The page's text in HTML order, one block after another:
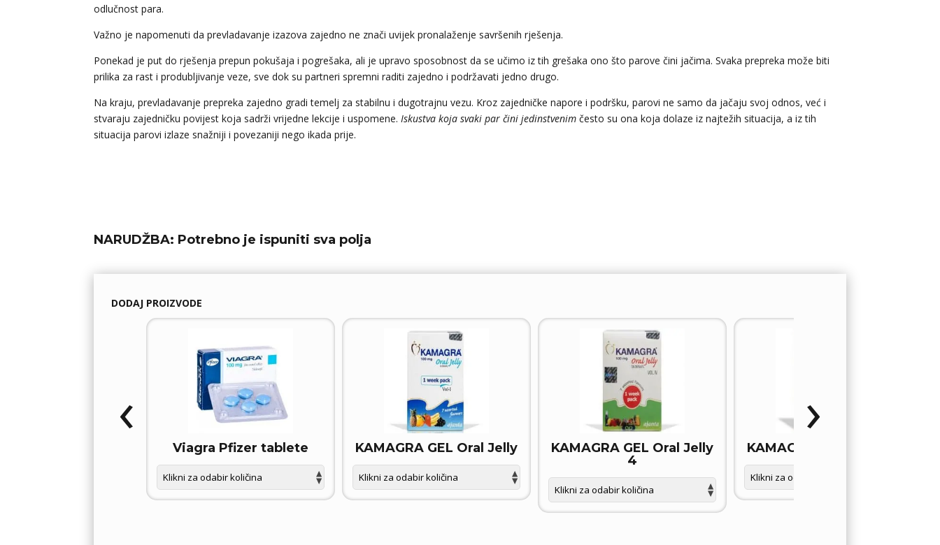
odlučnost para.
Važno je napomenuti da prevladavanje izazova zajedno ne znači uvijek pronalaženje savršenih rješenja.
Ponekad je put do rješenja prepun pokušaja i pogrešaka, ali je upravo sposobnost da se učimo iz tih grešaka ono što parove čini jačima. Svaka prepreka može biti
prilika za rast i produbljivanje veze, sve dok su partneri spremni raditi zajedno i podržavati jedno drugo.
Na kraju, prevladavanje prepreka zajedno gradi temelj za stabilnu i dugotrajnu vezu. Kroz zajedničke napore i podršku, parovi ne samo da jačaju svoj odnos, već i
stvaraju zajedničku povijest koja sadrži vrijedne lekcije i uspomene.Iskustva koja svaki par čini jedinstvenim često su ona koja dolaze iz najtežih situacija, a iz tih
situacija parovi izlaze snažniji i povezaniji nego ikada prije.
NARUDŽBA: Potrebno je ispuniti sva polja
DODAJ PROIZVODE
Viagra Pfizer tablete KAMAGRA GEL Oral Jelly
KAMAGRA GEL Oral Jelly
4
KAMAGRA GOLD tablete
‹ ›